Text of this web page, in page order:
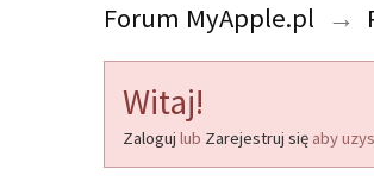
Forum MyApple.pl →
Witaj!
Zaloguj lub Zarejestruj się aby